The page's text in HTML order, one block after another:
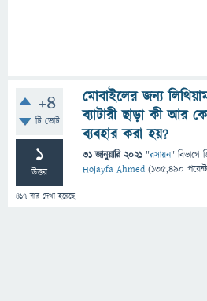
+4
টি ভোট
1
উত্তর
417 বার দেখা হয়েছে
মোবাইলের জন্য
ব্যাটারী ছাড়া কী আর
ব্যবহার করা হয়?
31 জানুয়ারি 2021 "রসায়ন" বিভাগে
Hojayfa Ahmed (135,490